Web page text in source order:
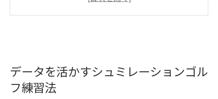
ルフの利点
初心者が押さえたいシュミレーションゴル
データを活かすシュミレーションゴル
フ練習法